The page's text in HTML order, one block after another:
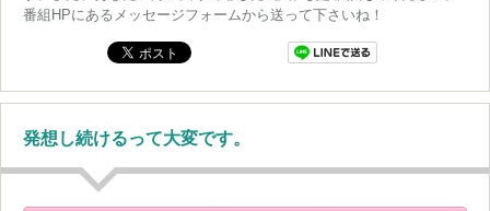
番組HPにあるメッセージフォームから送って下さいね！
発想し続けるって大変です。